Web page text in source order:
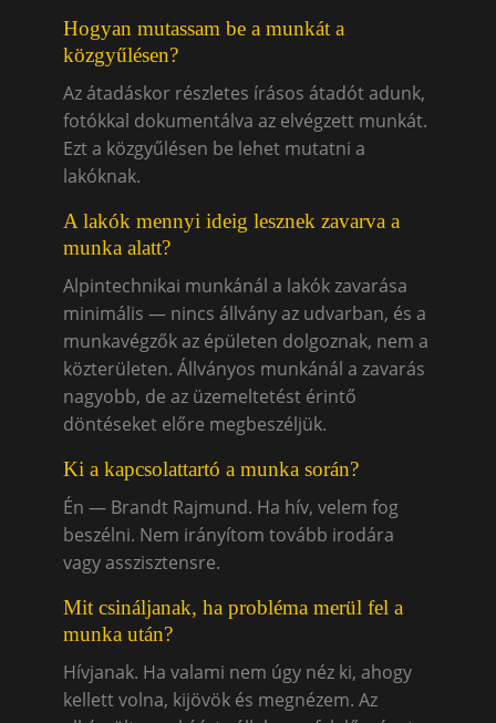
Hogyan mutassam be a munkát a
közgyűlésen?
Az átadáskor részletes írásos átadót adunk,
fotókkal dokumentálva az elvégzett munkát.
Ezt a közgyűlésen be lehet mutatni a
lakóknak.
A lakók mennyi ideig lesznek zavarva a
munka alatt?
Alpintechnikai munkánál a lakók zavarása
minimális — nincs állvány az udvarban, és a
munkavégzők az épületen dolgoznak, nem a
közterületen. Állványos munkánál a zavarás
nagyobb, de az üzemeltetést érintő
döntéseket előre megbeszéljük.
Ki a kapcsolattartó a munka során?
Én — Brandt Rajmund. Ha hív, velem fog
beszélni. Nem irányítom tovább irodára
vagy asszisztensre.
Mit csináljanak, ha probléma merül fel a
munka után?
Hívjanak. Ha valami nem úgy néz ki, ahogy
kellett volna, kijövök és megnézem. Az